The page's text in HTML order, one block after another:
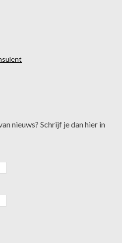
nieuws? Schrijf je dan hier in